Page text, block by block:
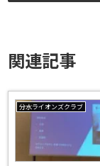
関連記事
分水ライオンズクラブ